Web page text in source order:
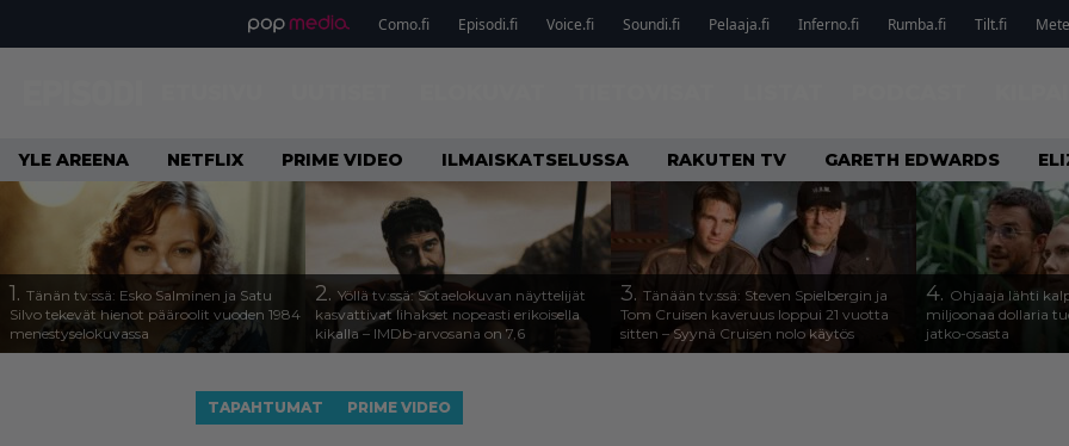
Como.fi Episodi.fi Voice.fi Soundi.fi Pelaaja.fi Inferno.fi Rumba.fi Tilt.fi
YLE AREENA NETFLIX PRIME VIDEO ILMAISKATSELUSSA RAKUTEN TV GARETH EDWARDS
1. Tänän tv:ssä: Esko Salminen ja Satu
Silvo tekevät hienot pääroolit vuoden 1984
menestyselokuvassa
2. Yöllä tv:ssä: Sotaelokuvan näyttelijät
kasvattivat lihakset nopeasti erikoisella
kikalla – IMDb-arvosana on 7,6
3. Tänään tv:ssä: Steven Spielbergin ja
Tom Cruisen kaveruus loppui 21 vuotta
sitten – Syynä Cruisen nolo käytös
4. Ohjaaja lähti
miljoonaa dollaria
jatko-osasta
TAPAHTUMAT PRIME VIDEO